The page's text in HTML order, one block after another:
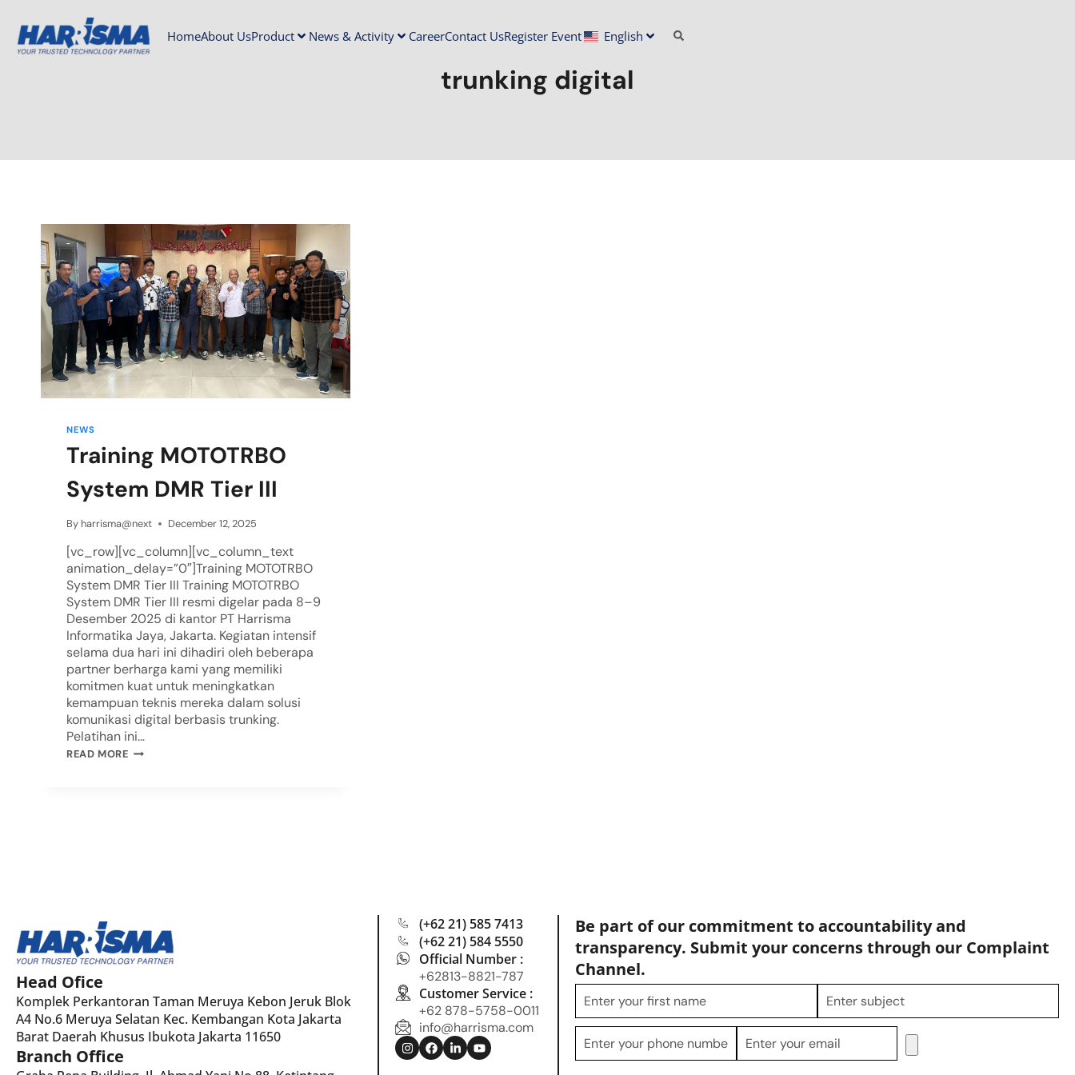
HomeAbout UsProduct News & Activity CareerContact UsRegister Event English
trunking digital
NEWS
Training MOTOTRBO
System DMR Tier III
By harrisma@next December 12, 2025
[vc_row][vc_column][vc_column_text
animation_delay=”0″]Training MOTOTRBO
System DMR Tier III Training MOTOTRBO
System DMR Tier III resmi digelar pada 8–9
Desember 2025 di kantor PT Harrisma
Informatika Jaya, Jakarta. Kegiatan intensif
selama dua hari ini dihadiri oleh beberapa
partner berharga kami yang memiliki
komitmen kuat untuk meningkatkan
kemampuan teknis mereka dalam solusi
komunikasi digital berbasis trunking.
Pelatihan ini…
READ MORE
Head Ofice
Komplek Perkantoran Taman Meruya Kebon Jeruk Blok
A4 No.6 Meruya Selatan Kec. Kembangan Kota Jakarta
Barat Daerah Khusus Ibukota Jakarta 11650
Branch Office
(+62 21) 585 7413
(+62 21) 584 5550
Official Number :
+62813-8821-787
Customer Service :
+62 878-5758-0011
info@harrisma.com
Be part of our commitment to accountability and
transparency. Submit your concerns through our Complaint
Channel.